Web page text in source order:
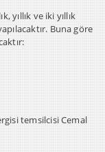
yıllık ve iki yıllık
Buna göre
temsilcisi Cemal